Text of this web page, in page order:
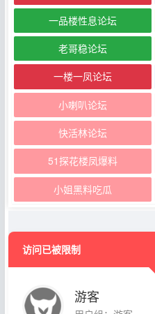
一品楼性息论坛
老哥稳论坛
一楼一凤论坛
小喇叭论坛
快活林论坛
51探花楼凤爆料
小姐黑料吃瓜
访问已被限制
游客